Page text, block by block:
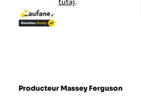
tutaj.
niestety
B.
Gruß aus Germany
/Schwarzwald
Producteur Massey Ferguson